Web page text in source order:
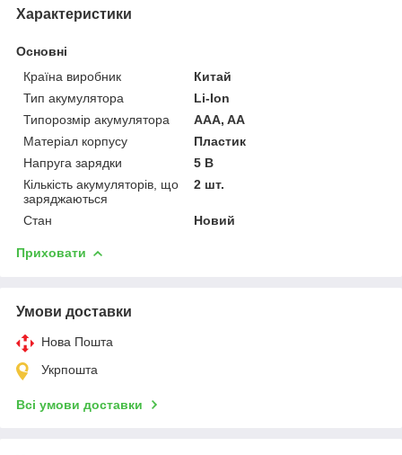
Характеристики
Основні
Країна виробник
Китай
Тип акумулятора
Li-Ion
Типорозмір акумулятора
AAA, AA
Матеріал корпусу
Пластик
Напруга зарядки
5 В
Кількість акумуляторів, що
заряджаються
2 шт.
Стан Новий
Приховати
Умови доставки
Нова Пошта
Укрпошта
Всі умови доставки